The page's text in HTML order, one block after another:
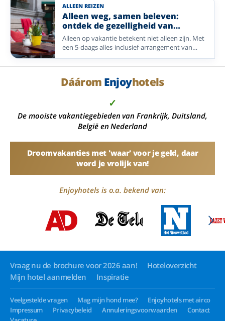
ALLEEN REIZEN
Alleen weg, samen beleven:
ontdek de gezelligheid van
Enjoyhotels
Alleen op vakantie betekent niet alleen zijn. Met
een 5-daags alles-inclusief-arrangement van
Enjoyhotels geniet u van comfort, gezelligheid
en de mogelijkheid om nieuwe mensen te
u bent altijd welkom.
Dáárom Enjoyhotels
✓
De mooiste vakantiegebieden van Frankrijk, Duitsland,
België en Nederland
Droomvakanties met 'waar' voor je geld, daar
word je vrolijk van!
Enjoyhotels is o.a. bekend van:
Vraag nu de brochure voor 2026 aan!
Hoteloverzicht
Mijn hotel aanmelden
Inspiratie
Veelgestelde vragen Mag mijn hond mee?
Enjoyhotels met airco
Impressum
Privacybeleid Annuleringsvoorwaarden
Contact